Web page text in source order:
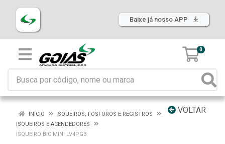
Baixe já nosso APP
0
VOLTAR
INÍCIO
ISQUEIROS, FÓSFOROS E REGISTROS
ISQUEIROS E ACENDEDORES
ISQUEIRO BIC MINI LV4PG3